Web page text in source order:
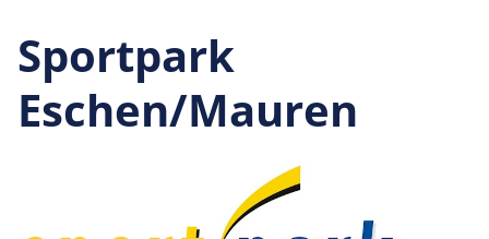
Sportpark
Eschen/Mauren